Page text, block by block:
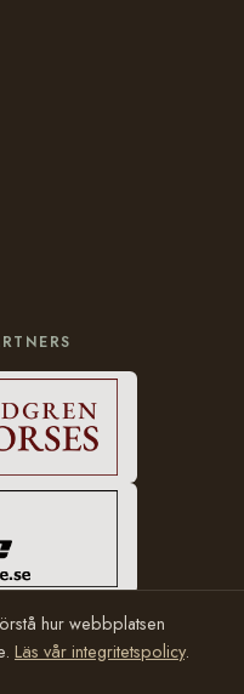
Karin Halvarsson
hur webbplatsen
Läs vår integritetspolicy.